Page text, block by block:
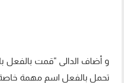
و أضاف الدالى “قمت بالفعل
تحمل بالفعل اسم مهمة